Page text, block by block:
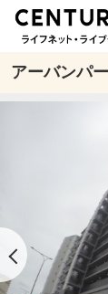
アーバンパ